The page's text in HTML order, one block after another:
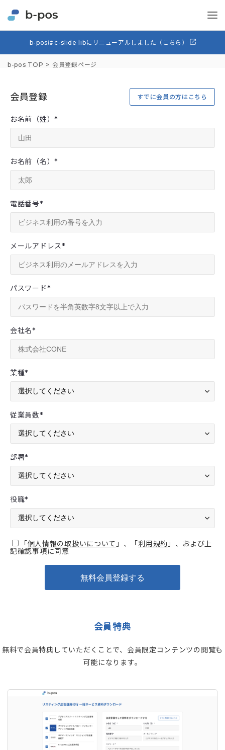
b-posはc-slide libにリニューアルしました（こちら）
b-pos TOP 会員登録ページ
会員登録 すでに会員の方はこちら
お名前（姓）*
お名前（名）*
電話番号*
メールアドレス*
パスワード*
会社名*
業種*
従業員数*
部署*
役職*
「個人情報の取扱いについて 」、「利用規約 」、および上
記確認事項に同意
会員特典
無料で会員特典していただくことで、会員限定コンテンツの閲覧も
可能になります。